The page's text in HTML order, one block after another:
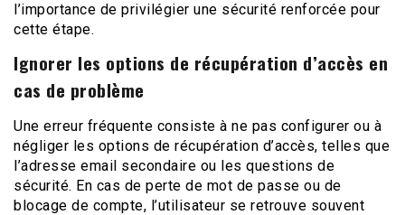
l’importance de privilégier une sécurité renforcée pour
cette étape.
Ignorer les options de récupération d’accès en
cas de problème
Une erreur fréquente consiste à ne pas configurer ou à
négliger les options de récupération d’accès, telles que
l’adresse email secondaire ou les questions de
sécurité. En cas de perte de mot de passe ou de
blocage de compte, l’utilisateur se retrouve souvent